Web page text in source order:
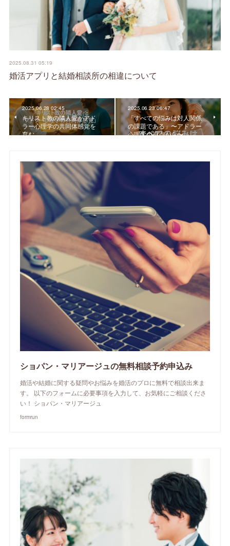
2025.08.31 05:19
婚活アプリと結婚相談所の相違について
2025.06.28 02:45
キリスト教の隣人愛がアド
ラー心理学の共同体感覚を
育む
2025.06.23 06:47
「すべての悩みは対人関係
の課題である」〜アドラー
心理学の視点から〜
ショパン・マリアージュの無料相談予約申込み
婚活や結婚に関する疑問やお悩みを婚活のプロに無料で相談出来ま
す。 以下のフォームに必要事項を入力して、お気軽にご相談くださ
い！ ショパン・マリアージュ
formrun